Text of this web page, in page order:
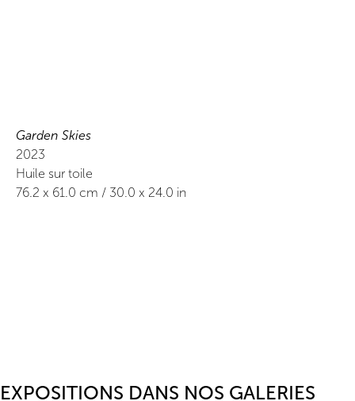
Garden Skies
2023
Huile sur toile
76.2 x 61.0 cm / 30.0 x 24.0 in
EXPOSITIONS DANS NOS GALERIES